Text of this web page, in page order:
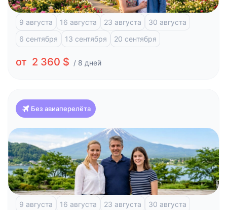
9 августа 16 августа 23 августа
30 августа
6 сентября
13 сентября 20 сентября
от 2 360 $ / 8 дней
Без авиаперелёта
Япония
Красоты Японии и отдых на побережье (Токио-
Токио)
Токио Фудзи-Кавагучико Атами Киото Хиросима
9 августа 16 августа 23 августа
30 августа